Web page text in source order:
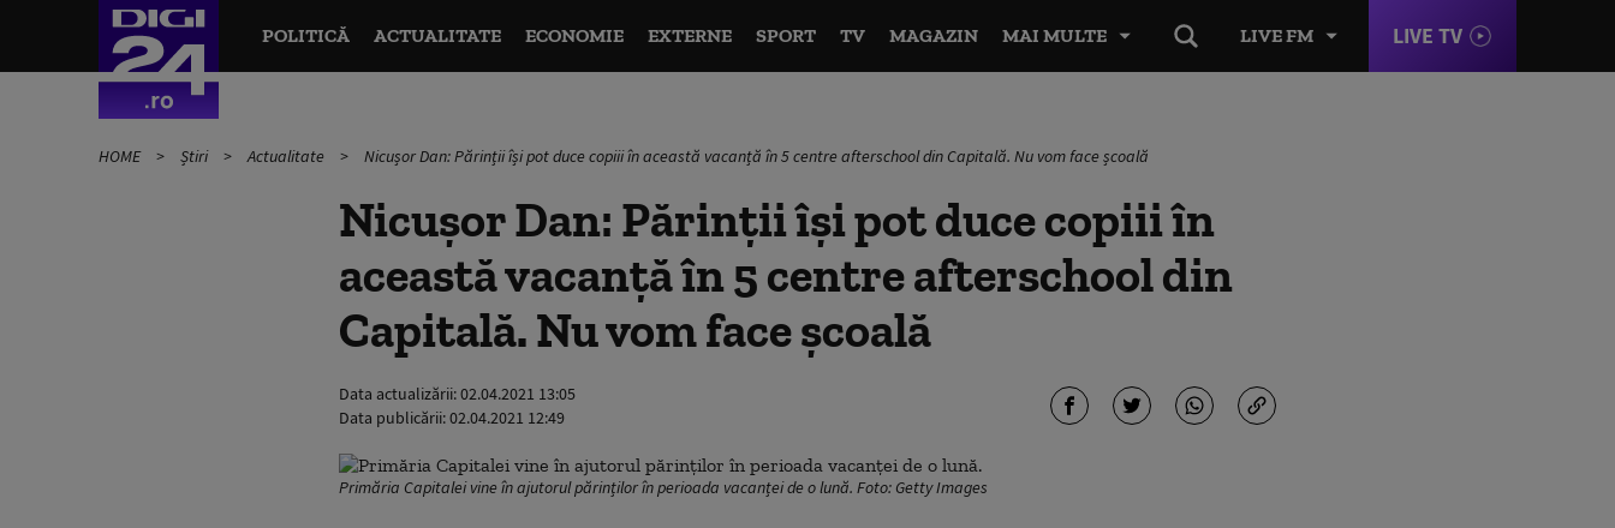
LIVE FM LIVE TV
POLITICĂ ACTUALITATE ECONOMIE EXTERNE SPORT TV MAGAZIN MAI MULTE
HOME Știri Actualitate Nicușor Dan: Părinții își pot duce copiii în această vacanță în 5 centre afterschool din Capitală. Nu vom face școală
Nicușor Dan: Părinții își pot duce copiii în
această vacanță în 5 centre afterschool din
Capitală. Nu vom face școală
Data actualizării:02.04.2021 13:05
Data publicării:02.04.2021 12:49
Primăria Capitalei vine în ajutorul părinților în perioada vacanței de o lună. Foto: Getty Images